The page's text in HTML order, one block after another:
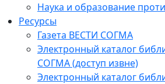
Наука и образование
Ресурсы
Газета ВЕСТИ СОГМА
Электронный каталог
СОГМА (доступ извне)
Электронный каталог